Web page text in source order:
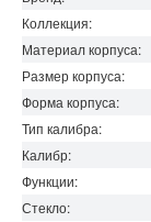
Коллекция:
Материал корпуса:
Размер корпуса:
Форма корпуса:
Тип калибра:
Калибр:
Функции:
Стекло: